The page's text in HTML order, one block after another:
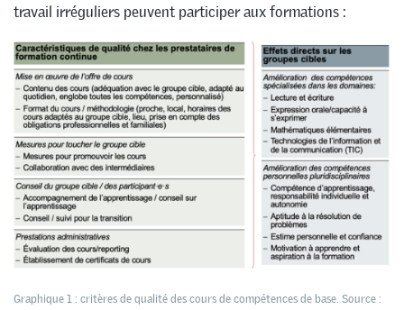
travail irréguliers peuvent participer aux formations :
Graphique 1 : critères de qualité des cours de compétences de base. Source :